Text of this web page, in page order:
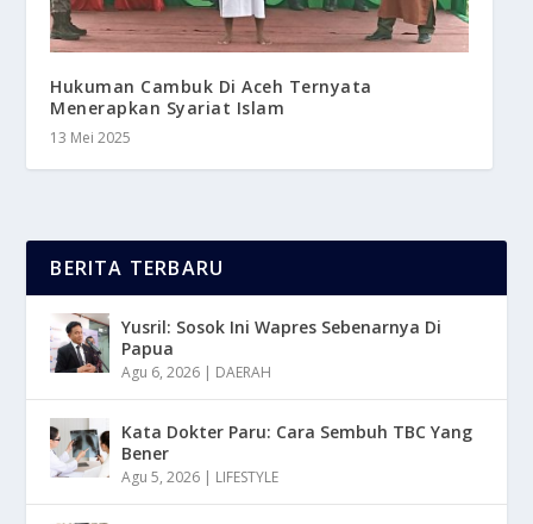
Hukuman Cambuk Di Aceh Ternyata
Menerapkan Syariat Islam
13 Mei 2025
BERITA TERBARU
Yusril: Sosok Ini Wapres Sebenarnya Di
Papua
Agu 6, 2026 | DAERAH
Kata Dokter Paru: Cara Sembuh TBC Yang
Bener
Agu 5, 2026 | LIFESTYLE